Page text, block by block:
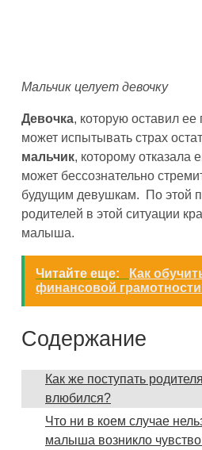
Мальчик целует девочку
Девочка, которую оставил
может испытывать страх
мальчик, которому отказала
может бессознательно
будущим девушкам. По этой
родителей в этой ситуации
малыша.
Читайте еще:
Как
финансовой
Содержание
Как же поступать
влюбился?
Что ни в коем случае
малыша возникло